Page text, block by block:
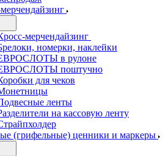
мерчендайзинг
номерки, наклейки
в рулоне
поштучно
для чеков
ленты
на кассовую ленту
(грифельные) ценники и маркеры